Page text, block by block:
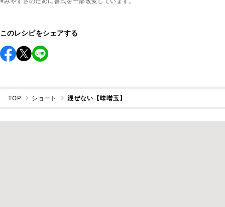
このレシピをシェアする
TOP ショート 混ぜない【味噌玉】